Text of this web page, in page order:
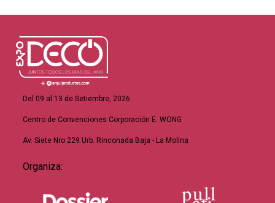
Del 09 al 13 de Setiembre, 2026
Centro de Convenciones Corporación E. WONG
Av. Siete Nro 229 Urb. Rinconada Baja - La Molina
Organiza: